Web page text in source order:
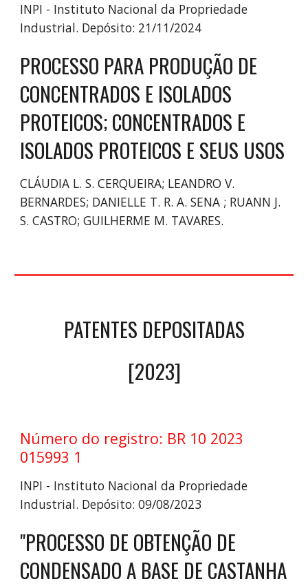
INPI - Instituto Nacional da Propriedade
Industrial. Depósito: 21/11/2024
PROCESSO PARA PRODUÇÃO DE
CONCENTRADOS E ISOLADOS
PROTEICOS; CONCENTRADOS E
ISOLADOS PROTEICOS E SEUS USOS
CLÁUDIA L. S. CERQUEIRA; LEANDRO V.
BERNARDES; DANIELLE T. R. A. SENA ; RUANN J.
S. CASTRO; GUILHERME M. TAVARES.
PATENTES DEPOSITADAS
[2023]
Número do registro: BR 10 2023
015993 1
INPI - Instituto Nacional da Propriedade
Industrial. Depósito: 09/08/2023
"PROCESSO DE OBTENÇÃO DE
CONDENSADO A BASE DE CASTANHA